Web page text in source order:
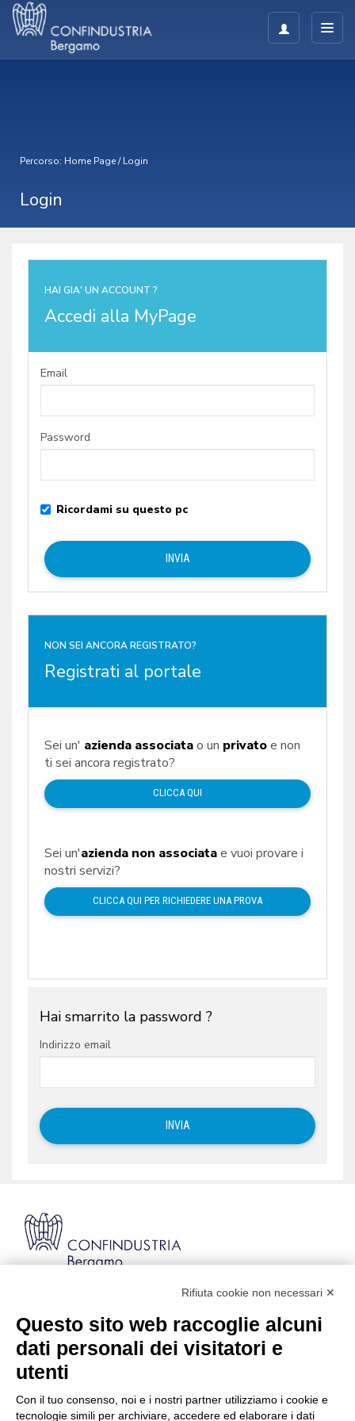
Percorso: Home Page/Login
Login
NON SEI ANCORA REGISTRATO?
Registrati al portale
Sei un' azienda associatao un privatoe non
ti sei ancora registrato?
CLICCA QUI
Sei un'azienda non associatae vuoi provare i
nostri servizi?
CLICCA QUI PER RICHIEDERE UNA PROVA
HAI GIA' UN ACCOUNT ?
Accedi alla MyPage
Email
Password
Ricordami su questo pc
Hai smarrito la password ?
Indirizzo email
Codice Fiscale: 80021750163 | PEC:
info@pec.confindustriabergamo.it
CONFINDUSTRIA BERGAMO
Rifiuta cookie non necessari ✕
Questo sito web raccoglie alcuni
dati personali dei visitatori e
utenti
Con il tuo consenso, noi e i nostri partner utilizziamo i cookie e
tecnologie simili per archiviare, accedere ed elaborare i dati